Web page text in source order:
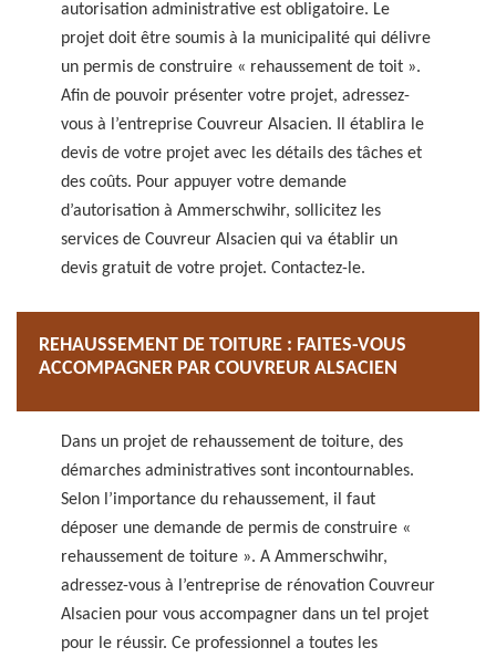
autorisation administrative est obligatoire. Le
projet doit être soumis à la municipalité qui délivre
un permis de construire « rehaussement de toit ».
Afin de pouvoir présenter votre projet, adressez-
vous à l’entreprise Couvreur Alsacien. Il établira le
devis de votre projet avec les détails des tâches et
des coûts. Pour appuyer votre demande
d’autorisation à Ammerschwihr, sollicitez les
services de Couvreur Alsacien qui va établir un
devis gratuit de votre projet. Contactez-le.
REHAUSSEMENT DE TOITURE : FAITES-VOUS
ACCOMPAGNER PAR COUVREUR ALSACIEN
Dans un projet de rehaussement de toiture, des
démarches administratives sont incontournables.
Selon l’importance du rehaussement, il faut
déposer une demande de permis de construire «
rehaussement de toiture ». A Ammerschwihr,
adressez-vous à l’entreprise de rénovation Couvreur
Alsacien pour vous accompagner dans un tel projet
pour le réussir. Ce professionnel a toutes les